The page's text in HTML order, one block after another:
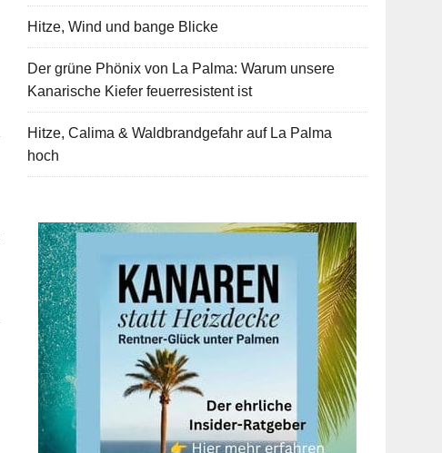
Hitze, Wind und bange Blicke
Der grüne Phönix von La Palma: Warum unsere
Kanarische Kiefer feuerresistent ist
Hitze, Calima & Waldbrandgefahr auf La Palma
hoch